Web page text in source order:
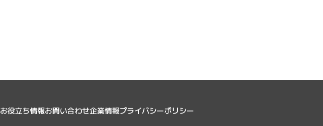
お役立ち情報お問い合わせ企業情報プライバシーポリシー